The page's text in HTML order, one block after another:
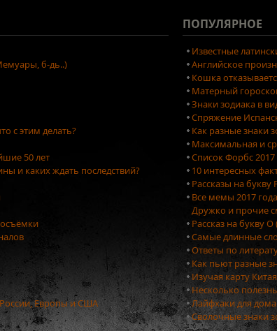
б-дь..)
с этим делать?
50 лет
и каких ждать последствий?
Европы и США
ПОПУЛЯРНОЕ
Известные
Английское
Кошка
Матерный
Знаки зодиака в
Спряжение
Как разные знаки
Максимальная и
Список Форбс
10 интересных
Рассказы на букву
Все мемы 2017
Дружко и прочие
Рассказ на букву
Самые длинные
Ответы по
Как пьют разные
Изучая карту
Несколько
Лайфхаки для
Сволочные знаки